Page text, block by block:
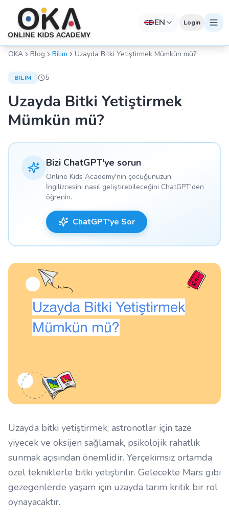
EN Login
OKA Blog Bilim Uzayda Bitki Yetiştirmek Mümkün mü?
BILIM 5
Uzayda Bitki Yetiştirmek
Mümkün mü?
Bizi ChatGPT'ye sorun
Online Kids Academy'nin çocuğunuzun
İngilizcesini nasıl geliştirebileceğini ChatGPT'den
öğrenin.
ChatGPT'ye Sor
Uzayda bitki yetiştirmek, astronotlar için taze
yiyecek ve oksijen sağlamak, psikolojik rahatlık
sunmak açısından önemlidir. Yerçekimsiz ortamda
özel tekniklerle bitki yetiştirilir. Gelecekte Mars gibi
gezegenlerde yaşam için uzayda tarım kritik bir rol
oynayacaktır.